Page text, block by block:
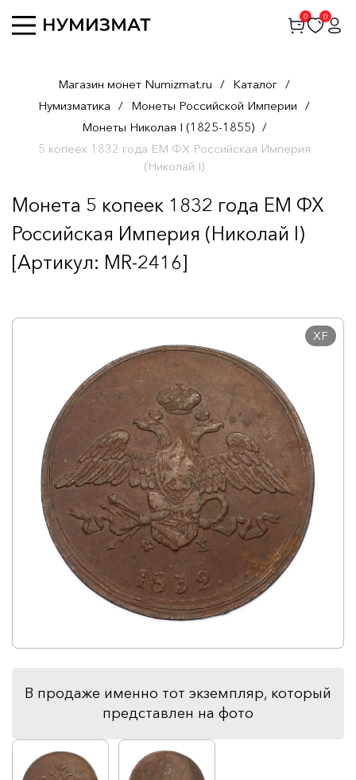
0 0
Магазин монет Numizmat.ru / Каталог /
Нумизматика / Монеты Российской Империи /
Монеты Николая I (1825-1855) /
5 копеек 1832 года ЕМ ФХ Российская Империя
(Николай I)
Монета 5 копеек 1832 года ЕМ ФХ
Российская Империя (Николай I)
[Артикул: MR-2416]
XF
В продаже именно тот экземпляр, который
представлен на фото